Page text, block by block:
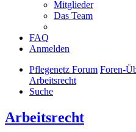
Mitglieder
Das Team
FAQ
Anmelden
Pflegenetz Forum Foren-
Arbeitsrecht
Suche
Arbeitsrecht